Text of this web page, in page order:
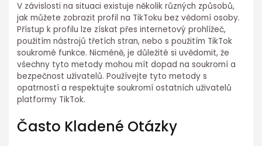
V závislosti na situaci existuje několik různých způsobů,
jak můžete zobrazit profil na TikToku bez vědomí osoby.
Přístup k profilu lze získat přes internetový prohlížeč,
použitím nástrojů třetích stran, nebo s použitím TikTok
soukromé funkce. Nicméně, je důležité si uvědomit, že
všechny tyto metody mohou mít dopad na soukromí a
bezpečnost uživatelů. Používejte tyto metody s
opatrností a respektujte soukromí ostatních uživatelů
platformy TikTok.
Často Kladené Otázky